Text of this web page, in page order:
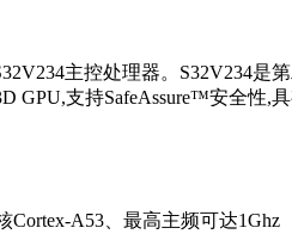
主控处理器。S32V234是
GPU,支持SafeAssure™安全性
Cortex-A53、最高主频可达1Ghz